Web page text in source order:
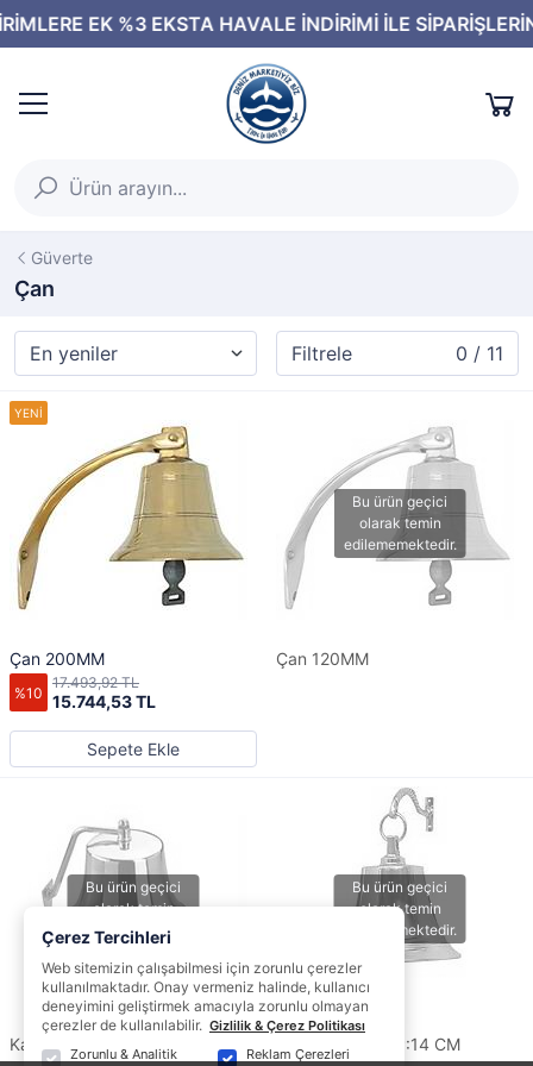
Güverte
Çan
Filtrele 0 / 11
Çan 200MM
%10 15.744,53 TL
17.493,92 TL
Sepete Ekle
Çan 120MM
Kampana ASKILI ÇAN ÇAP:14 CM
Çerez Tercihleri
Web sitemizin çalışabilmesi için zorunlu çerezler
kullanılmaktadır. Onay vermeniz halinde, kullanıcı
deneyimini geliştirmek amacıyla zorunlu olmayan
çerezler de kullanılabilir. Gizlilik & Çerez Politikası
Zorunlu & Analitik
Reklam Çerezleri